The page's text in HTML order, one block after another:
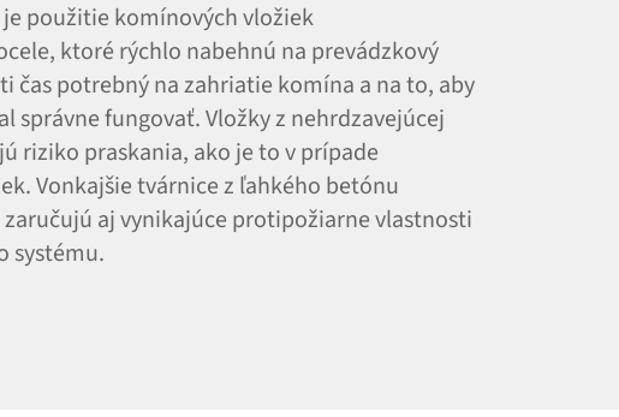
použitie komínových vložiek
ktoré rýchlo nabehnú na prevádzkový
čas potrebný na zahriatie komína a na to, aby
správne fungovať. Vložky z nehrdzavejúcej
riziko praskania, ako je to v prípade
Vonkajšie tvárnice z ľahkého betónu
aj vynikajúce protipožiarne vlastnosti
systému.